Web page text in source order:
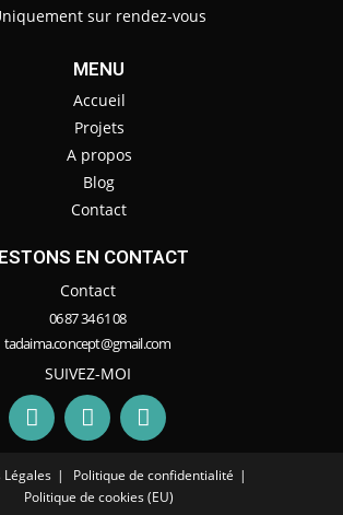
sur rendez-vous
MENU
Accueil
Projets
A propos
Blog
Contact
EN CONTACT
Contact
06 87 34 61 08
tadaima.concept@gmail.com
SUIVEZ-MOI
Légales
Politique de confidentialité
Politique de cookies (EU)